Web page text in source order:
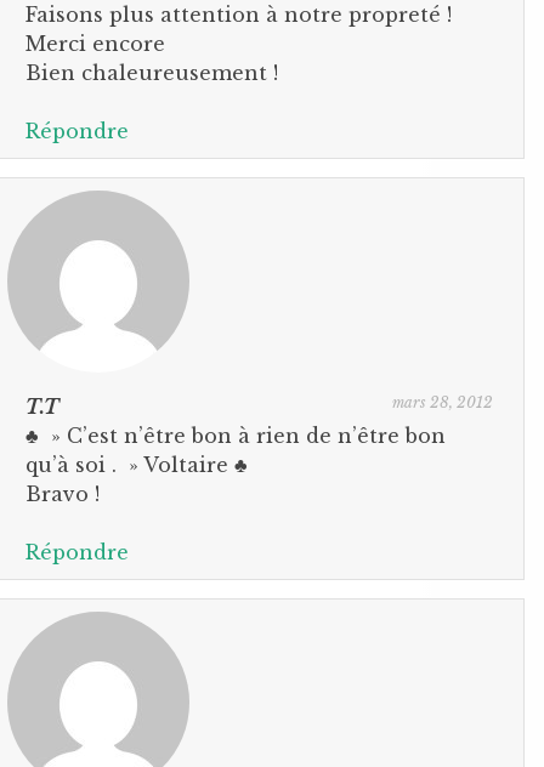
Faisons plus attention à notre propreté !
Merci encore
Bien chaleureusement !
Répondre
T.T mars 28, 2012
♣ » C’est n’être bon à rien de n’être bon
qu’à soi . » Voltaire ♣
Bravo !
Répondre